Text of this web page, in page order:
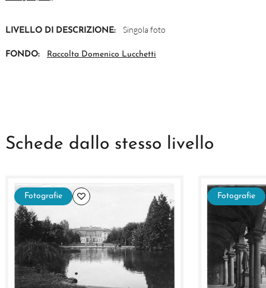
LIVELLO DI DESCRIZIONE: Singola foto
FONDO: Raccolta Domenico Lucchetti
Schede dallo stesso livello
Fotografie Fotografie